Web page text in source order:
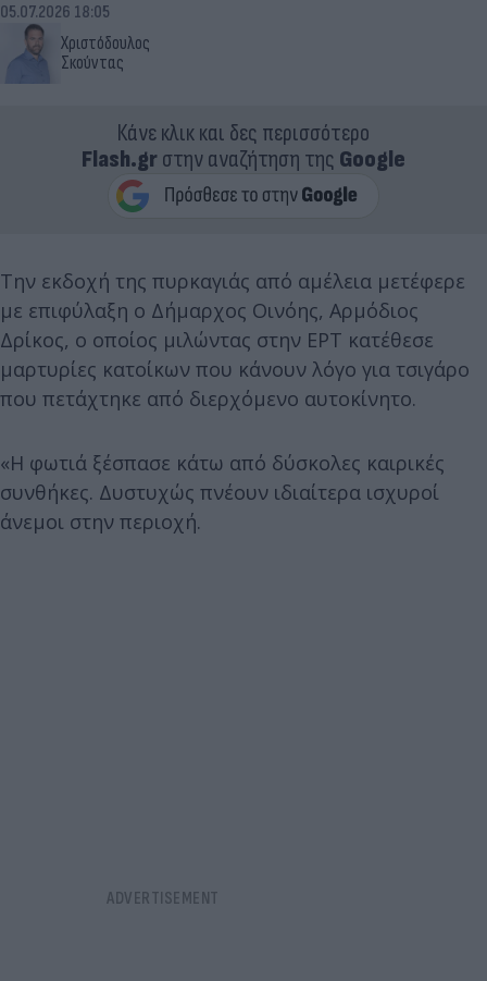
Χριστόδουλος
Σκούντας
05.07.2026 18:05
Κάνε κλικ και δες περισσότερο
Flash.grστην αναζήτηση της Google
Την εκδοχή της πυρκαγιάς από αμέλεια μετέφερε
με επιφύλαξη ο Δήμαρχος Οινόης, Αρμόδιος
Δρίκος, ο οποίος μιλώντας στην ΕΡΤ κατέθεσε
μαρτυρίες κατοίκων που κάνουν λόγο για τσιγάρο
που πετάχτηκε από διερχόμενο αυτοκίνητο.
«Η φωτιά ξέσπασε κάτω από δύσκολες καιρικές
συνθήκες. Δυστυχώς πνέουν ιδιαίτερα ισχυροί
άνεμοι στην περιοχή.